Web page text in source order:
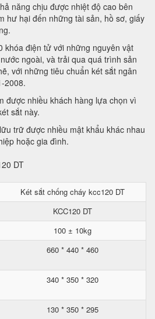
năng chịu được nhiệt độ cao bên
hư hại đến những tài sản, hồ sơ, giấy
khóa điện tử với những nguyên vật
ngoài, và trải qua quá trình sản
với những tiêu chuẩn két sắt ngân
2008.
được nhiều khách hàng lựa chọn vì
sắt này.
trữ được nhiều mật khẩu khác nhau
hoặc gia đình.
Két sắt chống cháy kcc120 DT
KCC120 DT
100 ± 10kg
660 * 440 * 460
340 * 350 * 320
130 * 350 * 295